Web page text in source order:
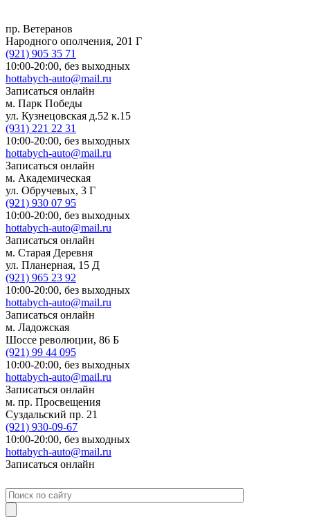
пр. Ветеранов
Народного ополчения, 201 Г
(921) 905 35 71
10:00-20:00, без выходных
hottabych-auto@mail.ru
Записаться онлайн
м. Парк Победы
ул. Кузнецовская д.52 к.15
(931) 221 22 31
10:00-20:00, без выходных
hottabych-auto@mail.ru
Записаться онлайн
м. Академическая
ул. Обручевых, 3 Г
(921) 930 07 95
10:00-20:00, без выходных
hottabych-auto@mail.ru
Записаться онлайн
м. Старая Деревня
ул. Планерная, 15 Д
(921) 965 23 92
10:00-20:00, без выходных
hottabych-auto@mail.ru
Записаться онлайн
м. Ладожская
Шоссе революции, 86 Б
(921) 99 44 095
10:00-20:00, без выходных
hottabych-auto@mail.ru
Записаться онлайн
м. пр. Просвещения
Суздальский пр. 21
(921) 930-09-67
10:00-20:00, без выходных
hottabych-auto@mail.ru
Записаться онлайн